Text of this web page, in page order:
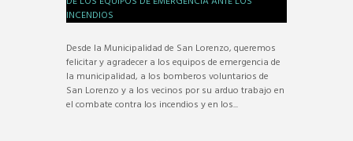
Desde la Municipalidad de San Lorenzo, queremos
felicitar y agradecer a los equipos de emergencia de
la municipalidad, a los bomberos voluntarios de
San Lorenzo y a los vecinos por su arduo trabajo en
el combate contra los incendios y en los...